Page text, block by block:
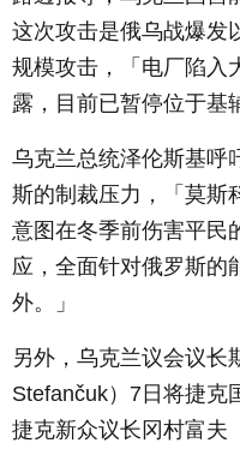
这次攻击是俄乌战爆发
规模攻击，「电厂陷入
露，目前已暂停位于基
乌克兰总统泽伦斯基呼
斯的制裁压力，「莫斯
意图在冬季前伤害平民
应，全面针对俄罗斯的
外。」
另外，乌克兰议会议长
Stefančuk）7日将捷克
捷克新众议长冈村富夫